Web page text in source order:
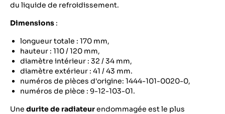
du liquide de refroidissement.
Dimensions :
longueur totale : 170 mm,
hauteur : 110 / 120 mm,
diamètre intérieur : 32 / 34 mm,
diamètre extérieur : 41 / 43 mm.
numéros de pièces d'origine: 1444-101-0020-0,
numéros de pièce : 9-12-103-01.
Une durite de radiateurendommagée est le plus